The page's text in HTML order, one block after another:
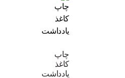
چاپ
کاغذ
یادداشت